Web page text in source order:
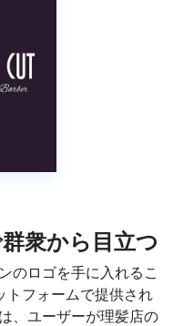
衆から目立つ
のロゴを手に入れるこ
トフォームで提供され
、ユーザーが理髪店の